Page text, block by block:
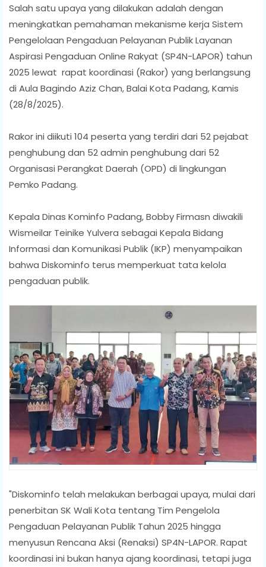
Salah satu upaya yang dilakukan adalah dengan
meningkatkan pemahaman mekanisme kerja Sistem
Pengelolaan Pengaduan Pelayanan Publik Layanan
Aspirasi Pengaduan Online Rakyat (SP4N-LAPOR) tahun
2025 lewat rapat koordinasi (Rakor) yang berlangsung
di Aula Bagindo Aziz Chan, Balai Kota Padang, Kamis
(28/8/2025).
Rakor ini diikuti 104 peserta yang terdiri dari 52 pejabat
penghubung dan 52 admin penghubung dari 52
Organisasi Perangkat Daerah (OPD) di lingkungan
Pemko Padang.
Kepala Dinas Kominfo Padang, Bobby Firmasn diwakili
Wismeilar Teinike Yulvera sebagai Kepala Bidang
Informasi dan Komunikasi Publik (IKP) menyampaikan
bahwa Diskominfo terus memperkuat tata kelola
pengaduan publik.
"Diskominfo telah melakukan berbagai upaya, mulai dari
penerbitan SK Wali Kota tentang Tim Pengelola
Pengaduan Pelayanan Publik Tahun 2025 hingga
menyusun Rencana Aksi (Renaksi) SP4N-LAPOR. Rapat
koordinasi ini bukan hanya ajang koordinasi, tetapi juga